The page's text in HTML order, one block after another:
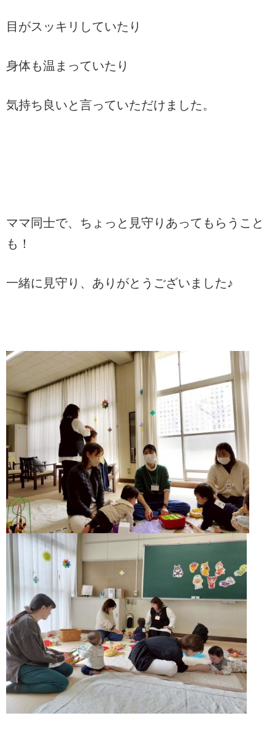
目がスッキリしていたり
身体も温まっていたり
気持ち良いと言っていただけました。
ママ同士で、ちょっと見守りあってもらうこと
も！
一緒に見守り、ありがとうございました♪